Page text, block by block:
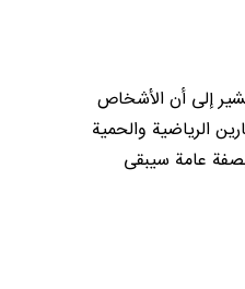
إلى أن الأشخاص
الرياضية والحمية
عامة سيبقى